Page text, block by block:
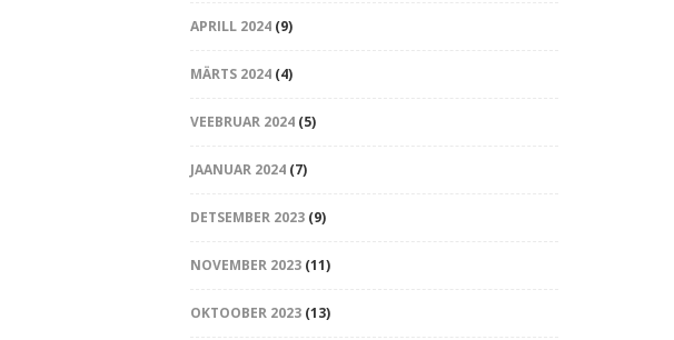
APRILL 2024(9)
MÄRTS 2024(4)
VEEBRUAR 2024(5)
JAANUAR 2024(7)
DETSEMBER 2023(9)
NOVEMBER 2023(11)
OKTOOBER 2023(13)